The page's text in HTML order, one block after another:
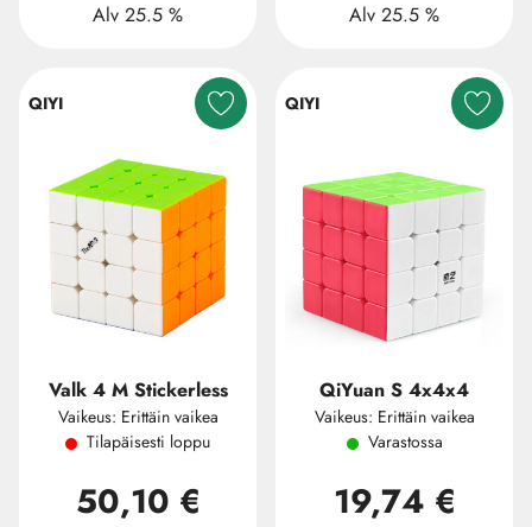
Alv 25.5 % Alv 25.5 %
QIYI
Valk 4 M Stickerless
Vaikeus: Erittäin vaikea
Tilapäisesti loppu
50,10 €
QIYI
QiYuan S 4x4x4
Vaikeus: Erittäin vaikea
Varastossa
19,74 €